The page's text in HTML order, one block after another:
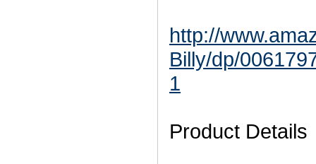
http://
Billy/dp/
1
Product Details